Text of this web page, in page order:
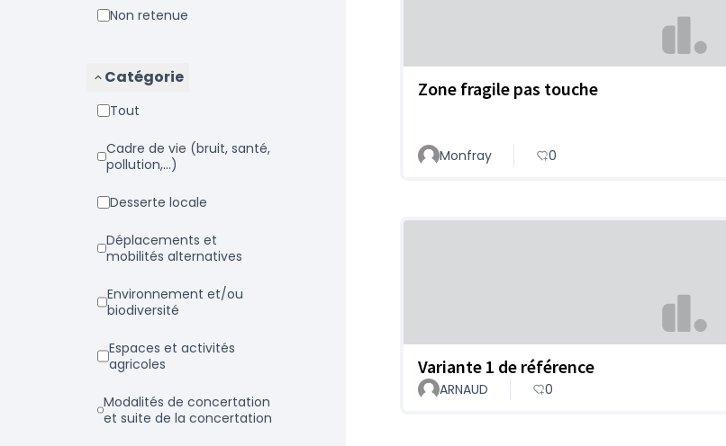
Non retenue
Catégorie
Tout
Cadre de vie (bruit, santé,
pollution,...)
Desserte locale
Déplacements et
mobilités alternatives
Environnement et/ou
biodiversité
Espaces et activités
agricoles
Modalités de concertation
et suite de la concertation
Zone fragile pas touche
Monfray 0
Variante 1 de référence
ARNAUD 0